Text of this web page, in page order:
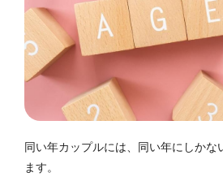
同い年カップルには、同い年にしかな
ます。